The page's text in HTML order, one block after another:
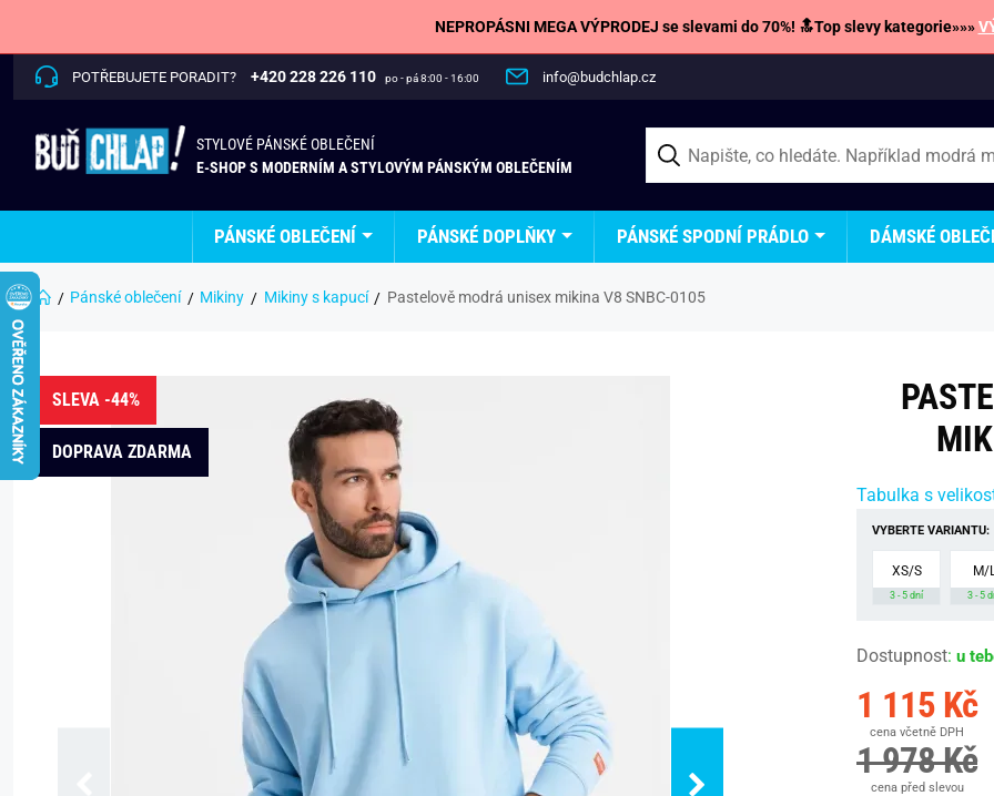
NEPROPÁSNI MEGA VÝPRODEJ se slevami do 70%! 🔝Top slevy kategorie»»»
POTŘEBUJETE PORADIT? +420 228 226 110 po - pá 8:00 - 16:00 info@budchlap.cz
STYLOVÉ PÁNSKÉ OBLEČENÍ
E-SHOP S MODERNÍM A STYLOVÝM PÁNSKÝM OBLEČENÍM
PÁNSKÉ OBLEČENÍ PÁNSKÉ DOPLŇKY PÁNSKÉ SPODNÍ PRÁDLO DÁMSKÉ
Pánské oblečení Mikiny Mikiny s kapucí Pastelově modrá unisex mikina V8 SNBC-0105
SLEVA -44%
DOPRAVA ZDARMA
Tabulka s
VYBERTE VARIANTU:
XS/S
3 - 5 dní
M/
3 - 5
Dostupnost: u
1 115 Kč
cena včetně DPH
1 978 Kč
cena před slevou